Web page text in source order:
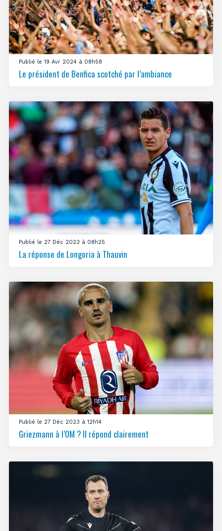
Publié le 19 Avr 2024 à 08h58
Le président de Benfica scotché par l’ambiance
Publié le 27 Déc 2023 à 08h25
La réponse de Longoria à Thauvin
Publié le 27 Déc 2023 à 12h14
Griezmann à l’OM ? Il répond clairement